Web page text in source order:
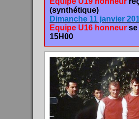
(synthétique)
Dimanche 11 janvier
Equipe U16 honneur se
15H00